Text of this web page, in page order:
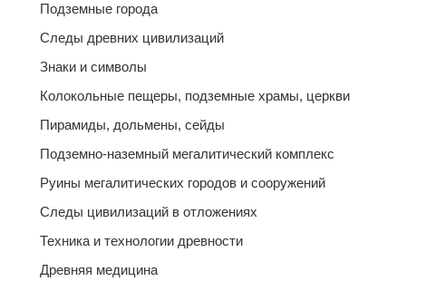
Подземные города
Следы древних цивилизаций
Знаки и символы
Колокольные пещеры, подземные храмы, церкви
Пирамиды, дольмены, сейды
Подземно-наземный мегалитический комплекс
Руины мегалитических городов и сооружений
Следы цивилизаций в отложениях
Техника и технологии древности
Древняя медицина